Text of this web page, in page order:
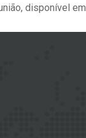
disponível